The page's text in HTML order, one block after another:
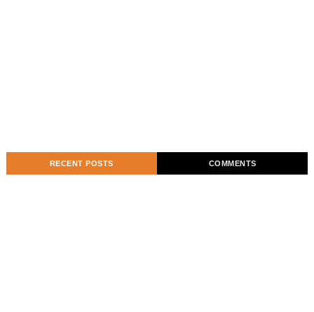
RECENT POSTS COMMENTS